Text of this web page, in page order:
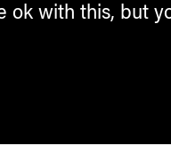
ok with this, but